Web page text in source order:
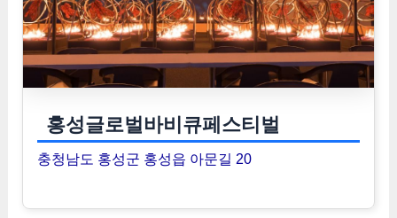
홍성글로벌바비큐페스티벌
충청남도 홍성군 홍성읍 아문길 20